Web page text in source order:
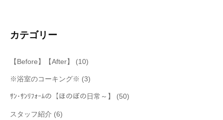
カテゴリー
【Before】【After】 (10)
※浴室のコーキング※ (3)
ｻﾝ･ｻﾝﾘﾌｫｰﾑの【ほのぼの日常～】 (50)
スタッフ紹介 (6)